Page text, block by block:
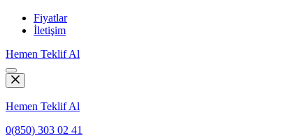
Fiyatlar
İletişim
Hemen Teklif Al
Hemen Teklif Al
0(850) 303 02 41